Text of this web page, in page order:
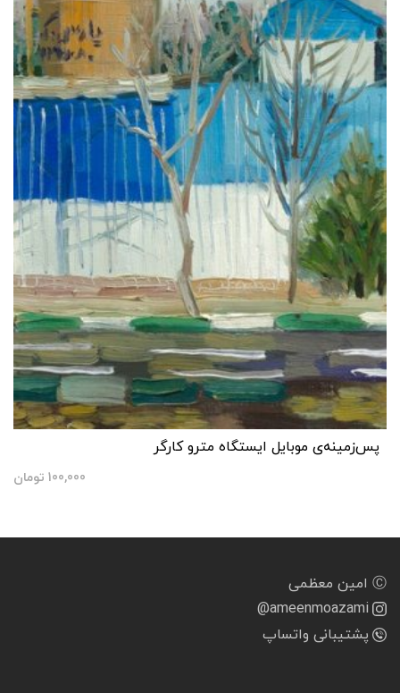
پس‌زمینه‌ی موبایل ایستگاه مترو کارگر
100,000 تومان
Ⓒ امین معظمی
@ameenmoazami
پشتیبانی واتساپ